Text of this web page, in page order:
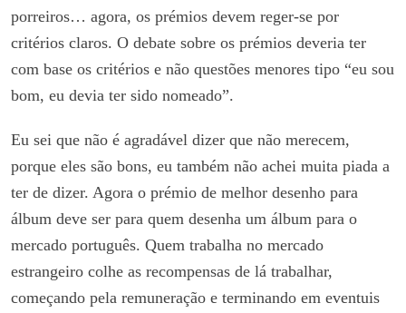
porreiros… agora, os prémios devem reger-se por
critérios claros. O debate sobre os prémios deveria ter
com base os critérios e não questões menores tipo “eu sou
bom, eu devia ter sido nomeado”.
Eu sei que não é agradável dizer que não merecem,
porque eles são bons, eu também não achei muita piada a
ter de dizer. Agora o prémio de melhor desenho para
álbum deve ser para quem desenha um álbum para o
mercado português. Quem trabalha no mercado
estrangeiro colhe as recompensas de lá trabalhar,
começando pela remuneração e terminando em eventuis